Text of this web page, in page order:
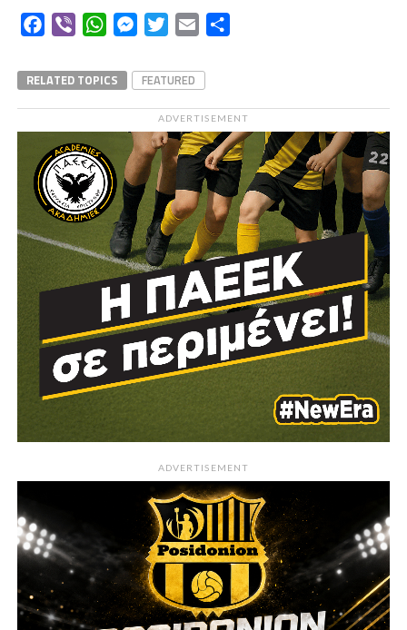
Facebook
Viber WhatsAppMessengerTwitterEmail
RELATED TOPICS FEATURED
ADVERTISEMENT
ADVERTISEMENT